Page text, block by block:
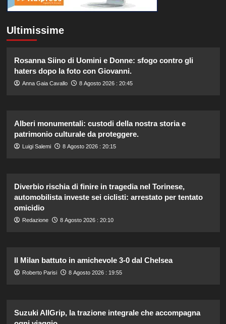
Ultimissime
Rosanna Siino di Uomini e Donne: sfogo contro gli
haters dopo la foto con Giovanni.
Anna Gaia Cavallo 8 Agosto 2026 : 20:45
Alberi monumentali: custodi della nostra storia e
patrimonio culturale da proteggere.
Luigi Salemi 8 Agosto 2026 : 20:15
Diverbio rischia di finire in tragedia nel Torinese,
automobilista investe sei ciclisti: arrestato per tentato
omicidio
Redazione 8 Agosto 2026 : 20:10
Il Milan battuto in amichevole 3-0 dal Chelsea
Roberto Parisi 8 Agosto 2026 : 19:55
Suzuki AllGrip, la trazione integrale che accompagna